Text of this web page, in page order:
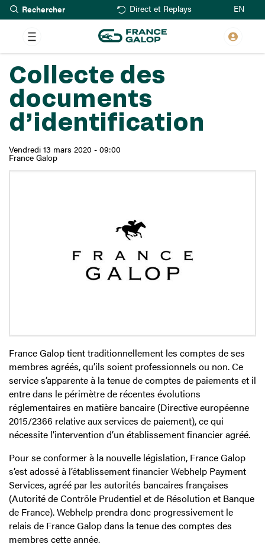
Aller
au
contenu
principal
Rechercher Direct et Replays EN
Collecte des
documents
d’identification
Vendredi 13 mars 2020 - 09:00
France Galop
France Galop tient traditionnellement les comptes de ses
membres agréés, qu’ils soient professionnels ou non. Ce
service s’apparente à la tenue de comptes de paiements et il
entre dans le périmètre de récentes évolutions
réglementaires en matière bancaire (Directive européenne
2015/2366 relative aux services de paiement), ce qui
nécessite l’intervention d’un établissement financier agréé.
Pour se conformer à la nouvelle législation, France Galop
s’est adossé à l’établissement financier Webhelp Payment
Services, agréé par les autorités bancaires françaises
(Autorité de Contrôle Prudentiel et de Résolution et Banque
de France). Webhelp prendra donc progressivement le
relais de France Galop dans la tenue des comptes des
membres cette année.